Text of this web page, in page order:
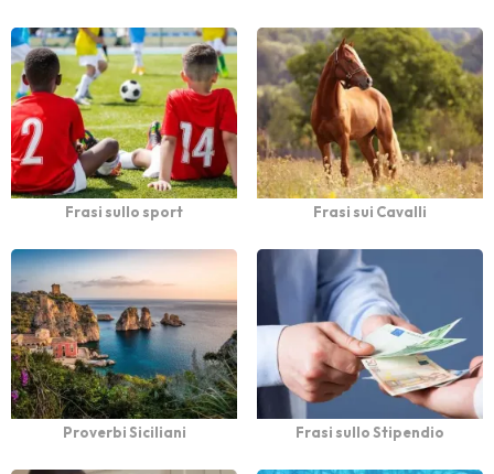
Frasi sullo sport Frasi sui Cavalli
Proverbi Siciliani Frasi sullo Stipendio